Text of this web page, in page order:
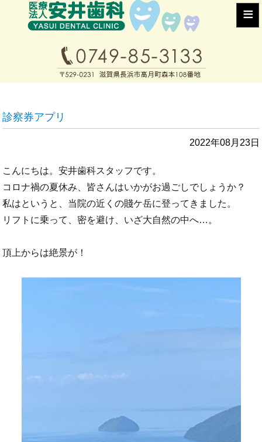
≡
診察券アプリ
2022年08月23日
こんにちは。安井歯科スタッフです。
コロナ禍の夏休み、皆さんはいかがお過ごしでしょうか？
私はというと、当院の近くの賤ケ岳に登ってきました。
リフトに乗って、密を避け、いざ大自然の中へ…。
頂上からは絶景が！